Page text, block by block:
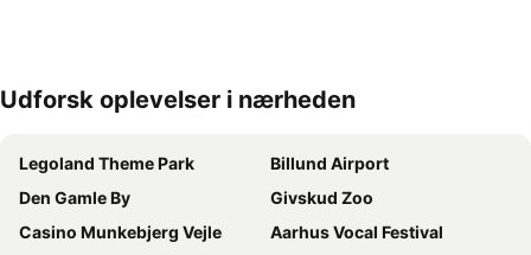
Udvid kort
Udforsk oplevelser i nærheden
Legoland Theme Park
Billund Airport
Den Gamle By
Givskud Zoo
Casino Munkebjerg Vejle
Aarhus Vocal Festival